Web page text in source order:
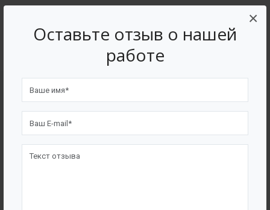
Оставьте отзыв о нашей
работе
×
7562
Сертификаты